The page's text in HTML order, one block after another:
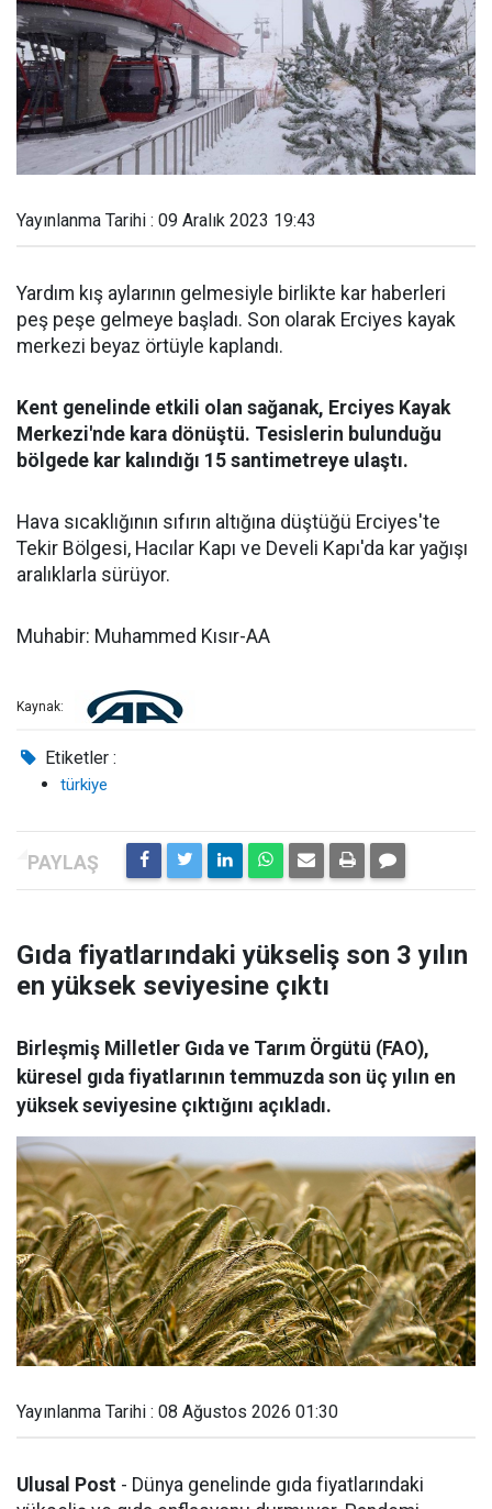
Yayınlanma Tarihi : 09 Aralık 2023 19:43
Yardım kış aylarının gelmesiyle birlikte kar haberleri
peş peşe gelmeye başladı. Son olarak Erciyes kayak
merkezi beyaz örtüyle kaplandı.
Kent genelinde etkili olan sağanak, Erciyes Kayak
Merkezi'nde kara dönüştü. Tesislerin bulunduğu
bölgede kar kalındığı 15 santimetreye ulaştı.
Hava sıcaklığının sıfırın altığına düştüğü Erciyes'te
Tekir Bölgesi, Hacılar Kapı ve Develi Kapı'da kar yağışı
aralıklarla sürüyor.
Muhabir: Muhammed Kısır-AA
Kaynak:
Etiketler :
türkiye
Gıda fiyatlarındaki yükseliş son 3 yılın
en yüksek seviyesine çıktı
Birleşmiş Milletler Gıda ve Tarım Örgütü (FAO),
küresel gıda fiyatlarının temmuzda son üç yılın en
yüksek seviyesine çıktığını açıkladı.
Yayınlanma Tarihi : 08 Ağustos 2026 01:30
Ulusal Post - Dünya genelinde gıda fiyatlarındaki